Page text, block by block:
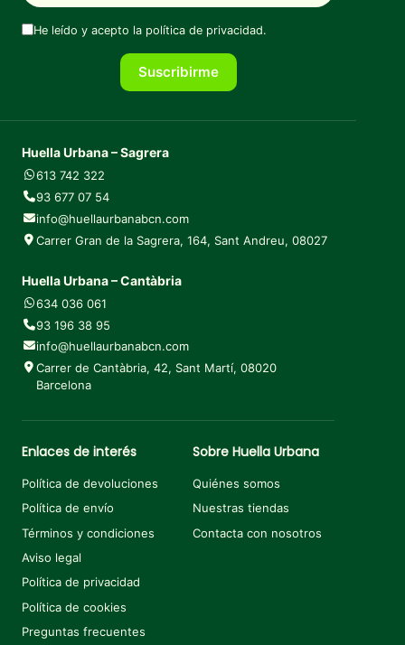
He leído y acepto la política de privacidad.
Suscribirme
Huella Urbana – Sagrera
613 742 322
93 677 07 54
info@huellaurbanabcn.com
Carrer Gran de la Sagrera, 164, Sant Andreu, 08027
Huella Urbana – Cantàbria
634 036 061
93 196 38 95
info@huellaurbanabcn.com
Carrer de Cantàbria, 42, Sant Martí, 08020
Barcelona
Enlaces de interés
Política de devoluciones
Política de envío
Términos y condiciones
Aviso legal
Política de privacidad
Política de cookies
Preguntas frecuentes
Sobre Huella Urbana
Quiénes somos
Nuestras tiendas
Contacta con nosotros